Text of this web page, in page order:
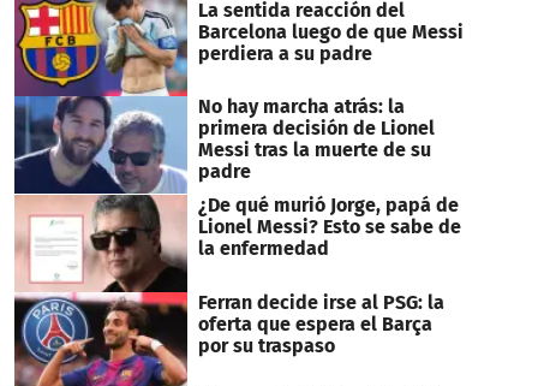
seconds
La sentida reacción del
Barcelona luego de que Messi
perdiera a su padre
No hay marcha atrás: la
primera decisión de Lionel
Messi tras la muerte de su
padre
¿De qué murió Jorge, papá de
Lionel Messi? Esto se sabe de
la enfermedad
Ferran decide irse al PSG: la
oferta que espera el Barça
por su traspaso